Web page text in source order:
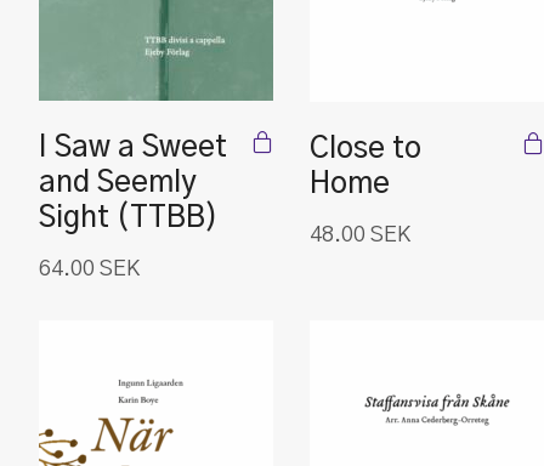
I Saw a Sweet
and Seemly
Sight (TTBB)
64.00 SEK
Close to
Home
48.00 SEK